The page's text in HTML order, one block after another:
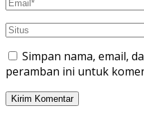
Simpan nama, email,
peramban ini untuk